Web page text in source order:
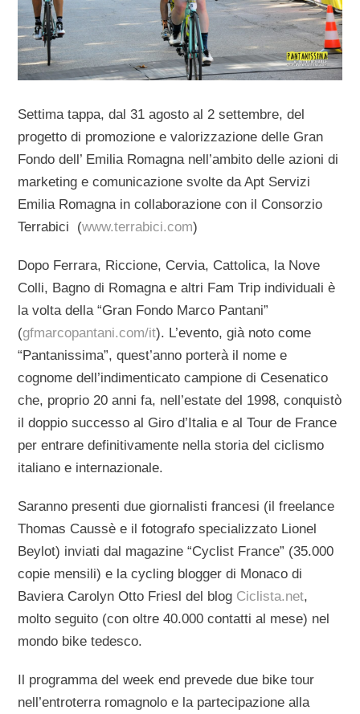
Settima tappa, dal 31 agosto al 2 settembre, del
progetto di promozione e valorizzazione delle Gran
Fondo dell’ Emilia Romagna nell’ambito delle azioni di
marketing e comunicazione svolte da Apt Servizi
Emilia Romagna in collaborazione con il Consorzio
Terrabici (www.terrabici.com)
Dopo Ferrara, Riccione, Cervia, Cattolica, la Nove
Colli, Bagno di Romagna e altri Fam Trip individuali è
la volta della “Gran Fondo Marco Pantani”
(gfmarcopantani.com/it). L’evento, già noto come
“Pantanissima”, quest’anno porterà il nome e
cognome dell’indimenticato campione di Cesenatico
che, proprio 20 anni fa, nell’estate del 1998, conquistò
il doppio successo al Giro d’Italia e al Tour de France
per entrare definitivamente nella storia del ciclismo
italiano e internazionale.
Saranno presenti due giornalisti francesi (il freelance
Thomas Caussè e il fotografo specializzato Lionel
Beylot) inviati dal magazine “Cyclist France” (35.000
copie mensili) e la cycling blogger di Monaco di
Baviera Carolyn Otto Friesl del blog Ciclista.net,
molto seguito (con oltre 40.000 contatti al mese) nel
mondo bike tedesco.
Il programma del week end prevede due bike tour
nell’entroterra romagnolo e la partecipazione alla